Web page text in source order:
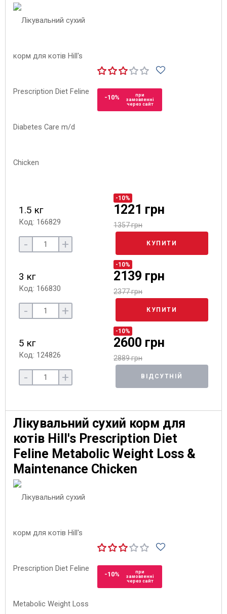
-10%
при
замовленні
через сайт
1.5 кг
Код: 166829
-10%
1221 грн
1357 грн
- + КУПИТИ
3 кг
Код: 166830
-10%
2139 грн
2377 грн
- + КУПИТИ
5 кг
Код: 124826
-10%
2600 грн
2889 грн
- + ВІДСУТНІЙ
Лікувальний сухий корм для
котів Hill's Prescription Diet
Feline Metabolic Weight Loss &
Maintenance Chicken
-10%
при
замовленні
через сайт